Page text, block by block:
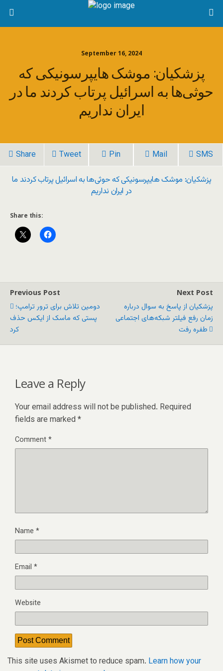
September 16, 2024
پزشکیان: موشک هایپرسونیکی که
حوثی‌ها به اسرائیل پرتاب کردند ما در
ایران نداریم
Share Tweet Pin Mail
SMS
پزشکیان: موشک هایپرسونیکی که حوثی‌ها به اسرائیل پرتاب کردند ما
در ایران نداریم
Share this:
Previous Post
دومین تلاش برای ترور ترامپ؛
پستی که ماسک از ایکس حذف
کرد
Next Post
پزشکیان از پاسخ به سوال درباره
زمان رفع فیلتر شبکه‌های اجتماعی
طفره رفت
Leave a Reply
Your email address will not be published. Required
fields are marked *
Comment*
Name *
Email *
Website
This site uses Akismet to reduce spam. Learn how your